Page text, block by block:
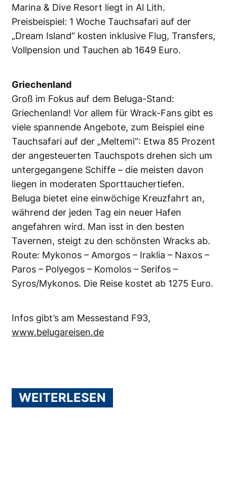
Marina & Dive Resort liegt in Al Lith.
Preisbeispiel: 1 Woche Tauchsafari auf der
„Dream Island“ kosten inklusive Flug, Transfers,
Vollpension und Tauchen ab 1649 Euro.
Griechenland
Groß im Fokus auf dem Beluga-Stand:
Griechenland! Vor allem für Wrack-Fans gibt es
viele spannende Angebote, zum Beispiel eine
Tauchsafari auf der „Meltemi“: Etwa 85 Prozent
der angesteuerten Tauchspots drehen sich um
untergegangene Schiffe – die meisten davon
liegen in moderaten Sporttauchertiefen.
Beluga bietet eine einwöchige Kreuzfahrt an,
während der jeden Tag ein neuer Hafen
angefahren wird. Man isst in den besten
Tavernen, steigt zu den schönsten Wracks ab.
Route: Mykonos – Amorgos – Iraklia – Naxos –
Paros – Polyegos – Komolos – Serifos –
Syros/Mykonos. Die Reise kostet ab 1275 Euro.
Infos gibt’s am Messestand F93,
www.belugareisen.de
WEITERLESEN